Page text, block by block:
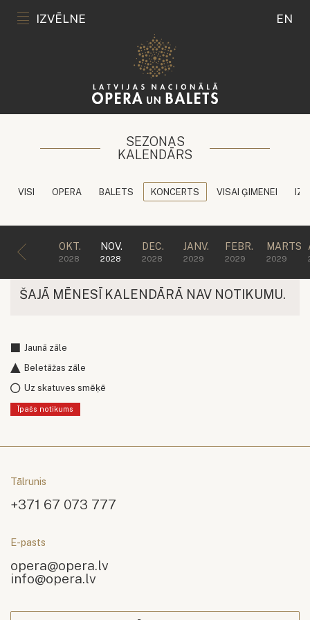
IZVĒLNE EN
SEZONAS
KALENDĀRS
VISI OPERA BALETS KONCERTS VISAI ĢIMENEI
OKT.
2028
NOV.
2028
DEC.
2028
JANV.
2029
FEBR.
2029
MARTS
2029
ŠAJĀ MĒNESĪ KALENDĀRĀ NAV NOTIKUMU.
Jaunā zāle
Beletāžas zāle
Uz skatuves smēķē
Īpašs notikums
Tālrunis
+371 67 073 777
E-pasts
opera@opera.lv
info@opera.lv